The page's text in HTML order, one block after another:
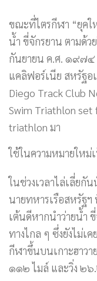
ขณะที่ไตรกีฬา “ยุคใ
น้ำ ขี่จักรยาน ตามด้
กันยายน ค.ศ. ๑๙๗๔
แคลิฟอร์เนีย สหรัฐ
Diego Track Club
Swim Triathlon set
triathlon มา
ใช้ในความหมายใหม่
ในช่วงเวลาไล่เลี่ยกั
นายทหารเรือสหรัฐ
เต้นดีหากนำว่ายน้ำ
ทางไกล ๆ ซึ่งยังไม่เ
กีฬาขึ้นบนเกาะฮาวา
๑๑๒ ไมล์ และวิ่ง ๒๖